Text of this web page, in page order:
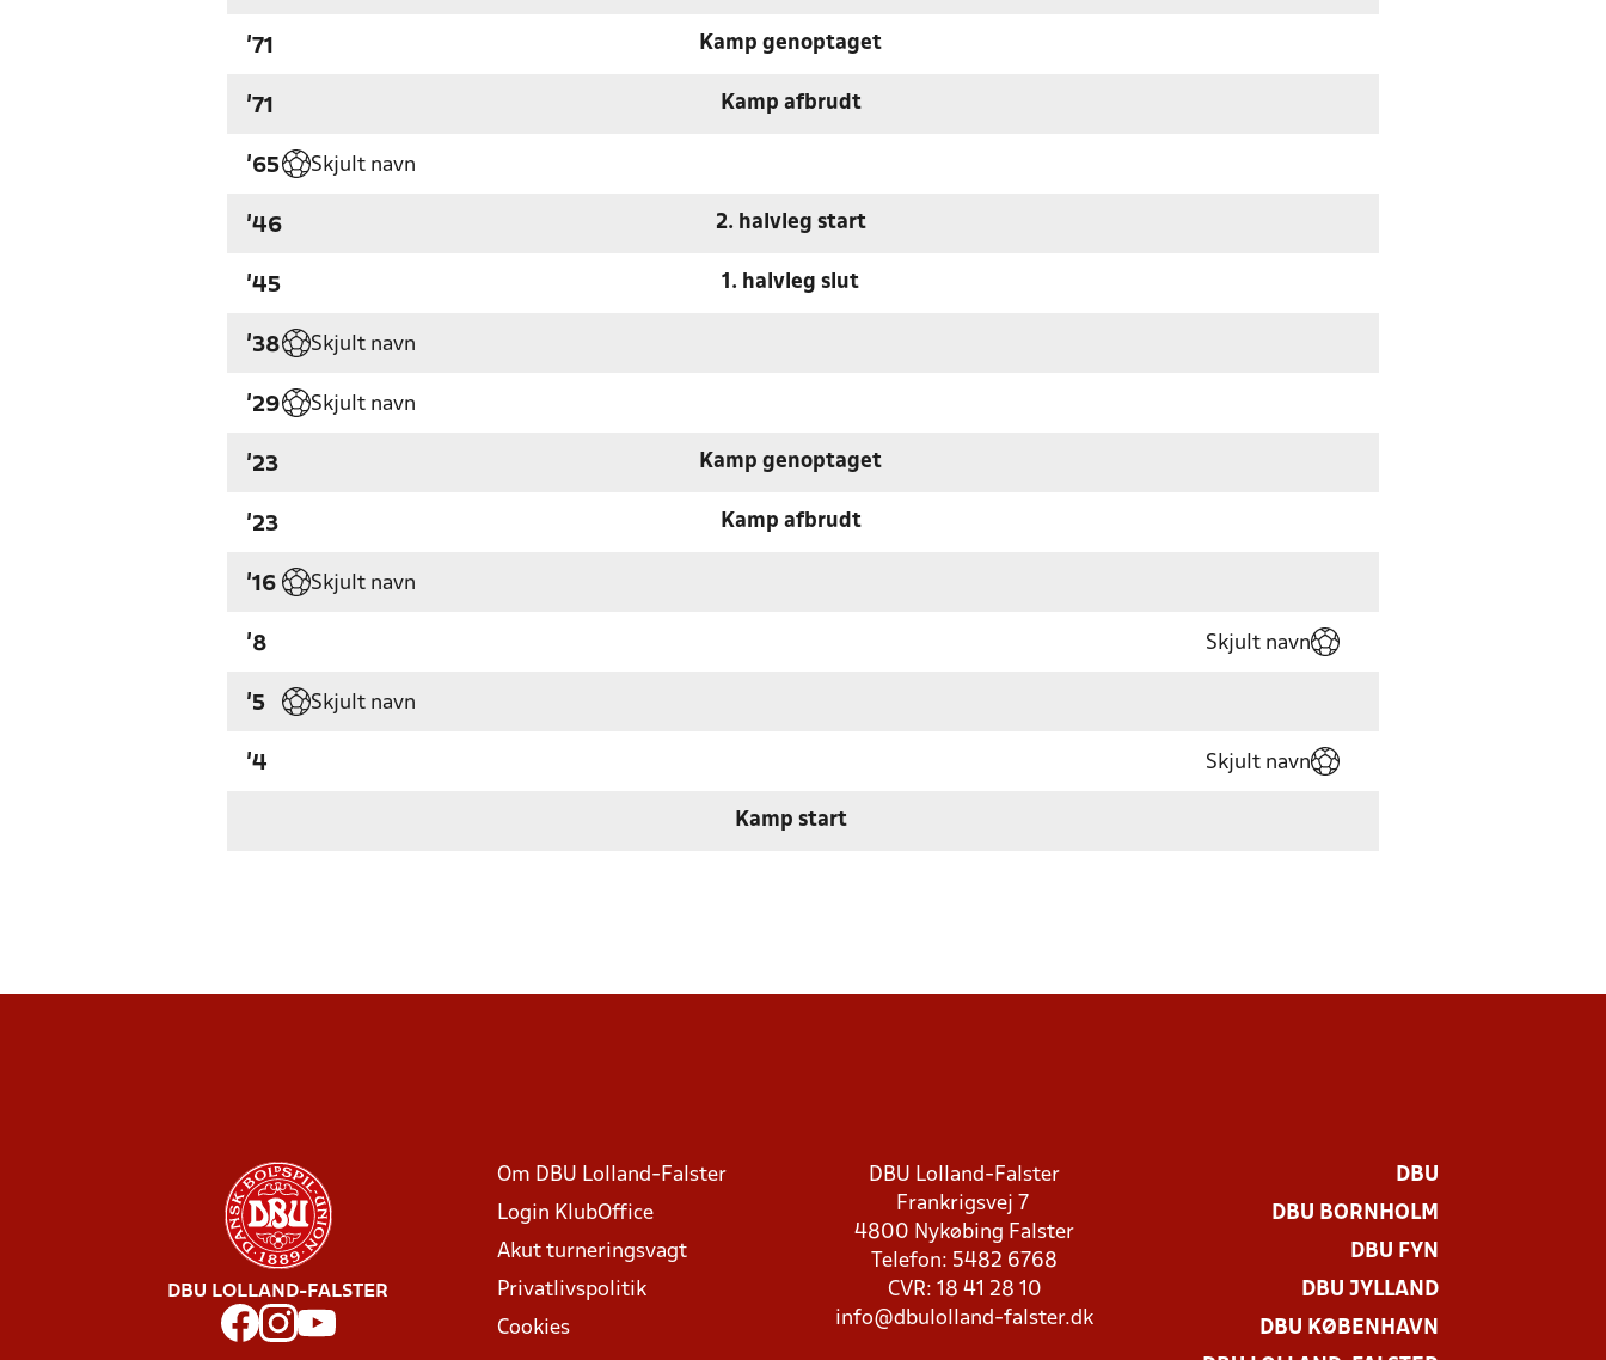
'71 Kamp genoptaget
'71 Kamp afbrudt
'65 Skjult navn
'46 2. halvleg start
'45 1. halvleg slut
'38 Skjult navn
'29 Skjult navn
'23 Kamp genoptaget
'23 Kamp afbrudt
'16 Skjult navn
'8 Skjult navn
'5 Skjult navn
'4 Skjult navn
Kamp start
DBU LOLLAND-FALSTER
Om DBU Lolland-Falster
Login KlubOffice
Akut turneringsvagt
Privatlivspolitik
Cookies
DBU Lolland-Falster
Frankrigsvej 7
4800 Nykøbing Falster
Telefon: 5482 6768
CVR: 18 41 28 10
info@dbulolland-falster.dk
DBU
DBU BORNHOLM
DBU FYN
DBU JYLLAND
DBU KØBENHAVN